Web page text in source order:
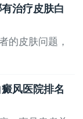
治疗皮肤白
的皮肤问题，
风医院排名